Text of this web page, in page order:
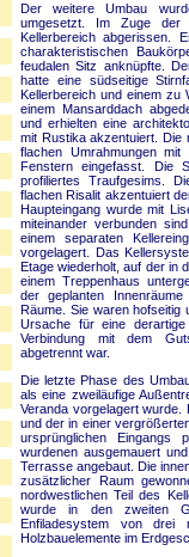
Der weitere Umbau
umgesetzt. Im Zuge der
Kellerbereich abgerissen.
charakteristischen
feudalen Sitz anknüpfte.
hatte eine südseitige
Kellerbereich und einem zu
einem Mansarddach
und erhielten eine
mit Rustika akzentuiert. Die
flachen Umrahmungen
Fenstern eingefasst. Die
profiliertes Traufgesims.
flachen Risalit akzentuiert
Haupteingang wurde mit
miteinander verbunden
einem separaten
vorgelagert. Das
Etage wiederholt, auf der in
einem Treppenhaus
der geplanten
Räume. Sie waren hofseitig
Ursache für eine
Verbindung mit dem
abgetrennt war.
Die letzte Phase des
als eine zweiläufige
Veranda vorgelagert wurde.
und der in einer
ursprünglichen Eingangs
wurdenen ausgemauert
Terrasse angebaut. Die
zusätzlicher Raum
nordwestlichen Teil des
wurde in den zweiten
Enfiladesystem von drei
Holzbauelemente im